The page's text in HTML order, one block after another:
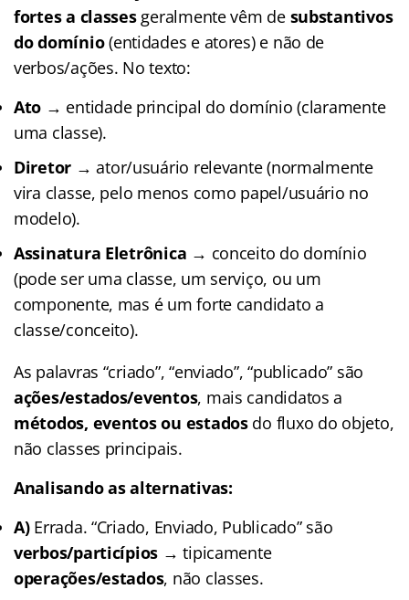
fortes a classesgeralmente vêm de substantivos
do domínio(entidades e atores) e não de
verbos/ações. No texto:
Ato → entidade principal do domínio (claramente
uma classe).
Diretor → ator/usuário relevante (normalmente
vira classe, pelo menos como papel/usuário no
modelo).
Assinatura Eletrônica → conceito do domínio
(pode ser uma classe, um serviço, ou um
componente, mas é um forte candidato a
classe/conceito).
As palavras “criado”, “enviado”, “publicado” são
ações/estados/eventos, mais candidatos a
métodos, eventos ou estadosdo fluxo do objeto,
não classes principais.
Analisando as alternativas:
A)Errada. “Criado, Enviado, Publicado” são
verbos/particípios → tipicamente
operações/estados, não classes.